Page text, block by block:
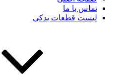
تماس با ما
لیست قطعات یدکی